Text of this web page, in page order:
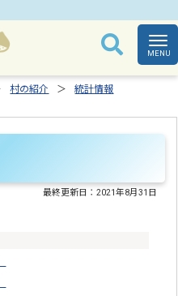
村の紹介
統計情報
最終更新日：2021年8月31日